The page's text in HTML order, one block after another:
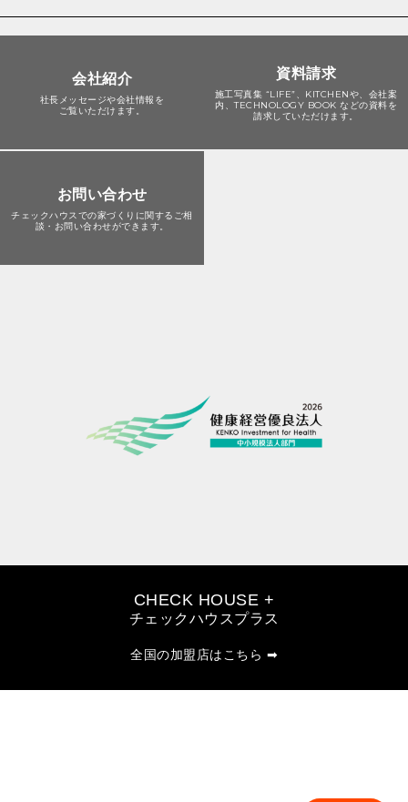
会社紹介
社長メッセージや会社情報を
ご覧いただけます。
資料請求
施工写真集 “LIFE”、KITCHENや、会社案
内、TECHNOLOGY BOOK などの資料を
請求していただけます。
お問い合わせ
チェックハウスでの家づくりに関する ご相
談・お問い合わせができます。
CHECK HOUSE +
チェックハウスプラス
全国の加盟店はこちら ➡